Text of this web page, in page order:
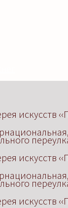
искусств
искусств
искусств